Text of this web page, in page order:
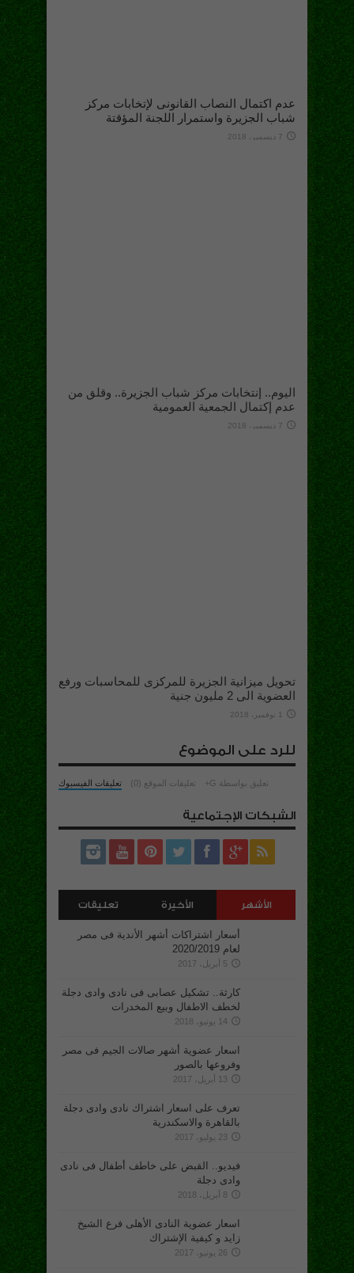
عدم اكتمال النصاب القانونى لإتخابات مركز
شباب الجزيرة واستمرار اللجنة المؤقتة
7 ديسمبر، 2018
اليوم.. إنتخابات مركز شباب الجزيرة.. وقلق من
عدم إكتمال الجمعية العمومية
7 ديسمبر، 2018
تحويل ميزانية الجزيرة للمركزى للمحاسبات ورفع
العضوية الى 2 مليون جنية
1 نوفمبر، 2018
للرد على الموضوع
تعليقات الفيسبوك تعليقات الموقع (0) تعليق بواسطة G+
الشبكات الإجتماعية
الأشهر الأخيرة تعليقات
أسعار اشتراكات أشهر الأندية فى مصر
لعام 2020/2019
5 أبريل، 2017
كارثة.. تشكيل عصابى فى نادى وادى دجلة
لخطف الاطفال وبيع المخدرات
14 يونيو، 2018
اسعار عضوية أشهر صالات الجيم فى مصر
وفروعها بالصور
13 أبريل، 2017
تعرف على اسعار اشتراك نادى وادى دجلة
بالقاهرة والاسكندرية
23 يوليو، 2017
فيديو.. القبض على خاطف أطفال فى نادى
وادى دجلة
8 أبريل، 2018
اسعار عضوية النادى الأهلى فرع الشيخ
زايد و كيفية الإشتراك
26 يونيو، 2017